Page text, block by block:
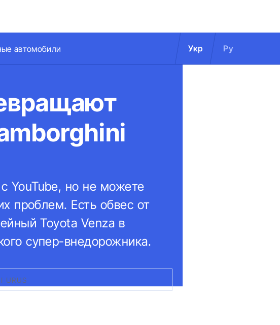
автомобили Укр Ру
YouTube, но не можете
проблем. Есть обвес от
Toyota Venza в
супер-внедорожника.
URUS